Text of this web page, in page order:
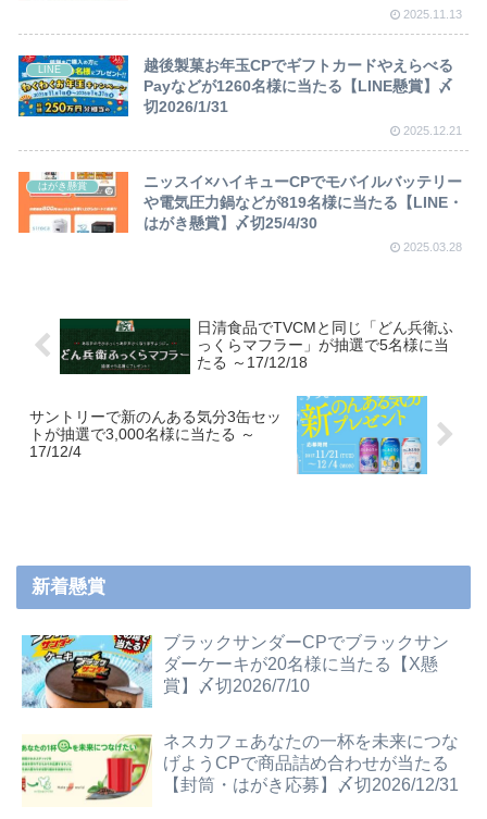
2025.11.13
LINE
越後製菓お年玉CPでギフトカードやえらべる
Payなどが1260名様に当たる【LINE懸賞】〆
切2026/1/31
2025.12.21
はがき懸賞
ニッスイ×ハイキューCPでモバイルバッテリー
や電気圧力鍋などが819名様に当たる【LINE・
はがき懸賞】〆切25/4/30
2025.03.28
日清食品でTVCMと同じ「どん兵衛ふ
っくらマフラー」が抽選で5名様に当
たる ～17/12/18
サントリーで新のんある気分3缶セッ
トが抽選で3,000名様に当たる ～
17/12/4
新着懸賞
ブラックサンダーCPでブラックサン
ダーケーキが20名様に当たる【X懸
賞】〆切2026/7/10
ネスカフェあなたの一杯を未来につな
げようCPで商品詰め合わせが当たる
【封筒・はがき応募】〆切2026/12/31